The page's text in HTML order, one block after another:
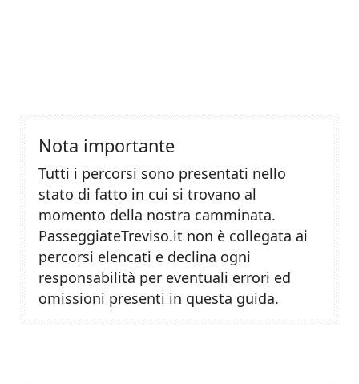
Nota importante
Tutti i percorsi sono presentati nello
stato di fatto in cui si trovano al
momento della nostra camminata.
PasseggiateTreviso.it non è collegata ai
percorsi elencati e declina ogni
responsabilità per eventuali errori ed
omissioni presenti in questa guida.